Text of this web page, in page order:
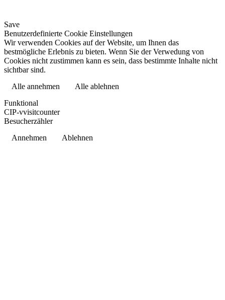
Save
Benutzerdefinierte Cookie Einstellungen
Wir verwenden Cookies auf der Website, um Ihnen das
bestmögliche Erlebnis zu bieten. Wenn Sie der Verwedung von
Cookies nicht zustimmen kann es sein, dass bestimmte Inhalte nicht
sichtbar sind.
Alle annehmen
Alle ablehnen
Funktional
CIP-vvisitcounter
Besucherzähler
Annehmen
Ablehnen